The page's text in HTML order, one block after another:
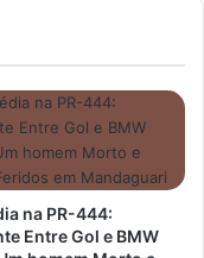
na PR-444:
Entre Gol e BMW